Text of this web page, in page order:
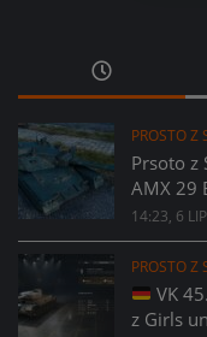
PROSTO Z
Prsoto z
AMX 29
14:23, 6
PROSTO Z
VK
z Girls